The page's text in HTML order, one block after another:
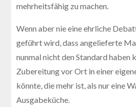
mehrheitsfähig zu machen.
Wenn aber nie eine ehrliche
geführt wird, dass angelieferte
nunmal nicht den Standard haben
Zubereitung vor Ort in einer
könnte, die mehr ist, als nur eine
Ausgabeküche.